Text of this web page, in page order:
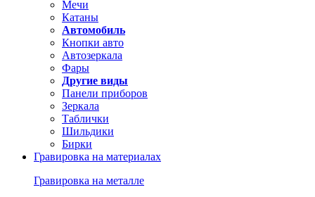
Мечи
Катаны
Автомобиль
Кнопки авто
Автозеркала
Фары
Другие виды
Панели приборов
Зеркала
Таблички
Шильдики
Бирки
Гравировка на материалах
Гравировка на металле